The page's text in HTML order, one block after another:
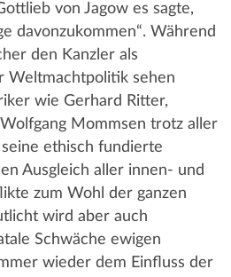
von Jagow es sagte,
davonzukommen“. Während
den Kanzler als
Weltmachtpolitik sehen
wie Gerhard Ritter,
Mommsen trotz aller
ethisch fundierte
Ausgleich aller innen- und
zum Wohl der ganzen
wird aber auch
Schwäche ewigen
wieder dem Einfluss der